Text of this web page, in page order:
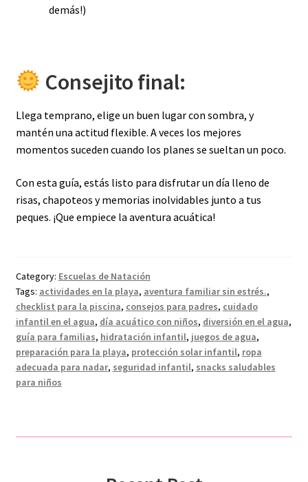
demás!)
Consejito final:
Llega temprano, elige un buen lugar con sombra, y
mantén una actitud flexible. A veces los mejores
momentos suceden cuando los planes se sueltan un poco.
Con esta guía, estás listo para disfrutar un día lleno de
risas, chapoteos y memorias inolvidables junto a tus
peques. ¡Que empiece la aventura acuática!
Category: Escuelas de Natación
Tags: actividades en la playa, aventura familiar sin estrés.,
checklist para la piscina, consejos para padres, cuidado
infantil en el agua, día acuático con niños, diversión en el agua,
guía para familias, hidratación infantil, juegos de agua,
preparación para la playa, protección solar infantil, ropa
adecuada para nadar, seguridad infantil, snacks saludables
para niños